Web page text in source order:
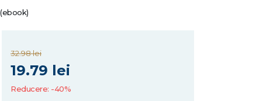
(ebook)
32.98 lei
19.79 lei
Reducere: -40%